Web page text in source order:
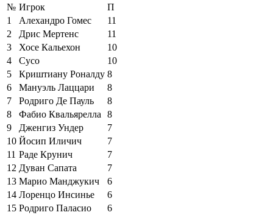
№ Игрок
П
1
Алехандро Гомес
11
2
Дрис Мертенс
11
3
Хосе Кальехон
10
4
Сусо
10
5
Криштиану Роналду 8
6
Мануэль Лаццари
8
7
Родриго Де Пауль
8
8
Фабио Квальярелла
8
9
Дженгиз Ундер
7
10 Йосип Иличич
7
11 Раде Крунич
7
12 Дуван Сапата
7
13 Марио Манджукич
6
14 Лоренцо Инсинье
6
15 Родриго Паласио 6